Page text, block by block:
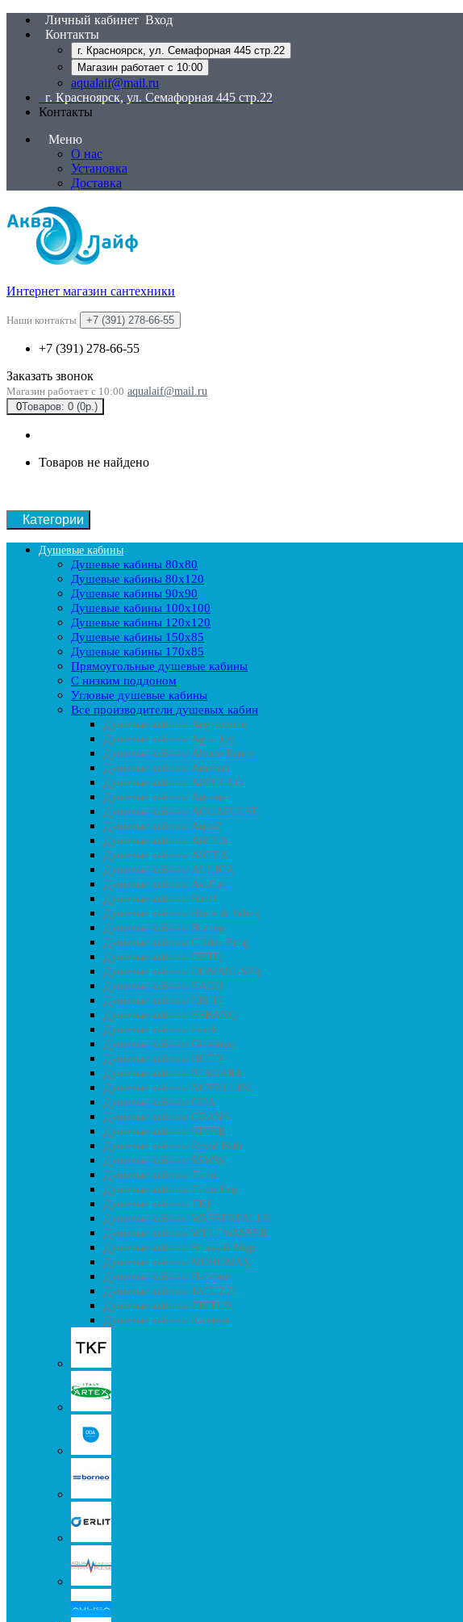
Личный кабинет Вход
Контакты
г. Красноярск, ул. Семафорная 445 стр.22
Магазин работает с 10:00
aqualaif@mail.ru
г. Красноярск, ул. Семафорная 445 стр.22
Контакты
Меню
О нас
Установка
Доставка
Интернет магазин сантехники
Наши контакты +7 (391) 278-66-55
+7 (391) 278-66-55
Заказать звонок
Магазин работает с 10:00 aqualaif@mail.ru
0Товаров: 0 (0р.)
Товаров не найдено
Категории
Душевые кабины
Душевые кабины 80x80
Душевые кабины 80x120
Душевые кабины 90х90
Душевые кабины 100x100
Душевые кабины 120x120
Душевые кабины 150x85
Душевые кабины 170x85
Прямоугольные душевые кабины
С низким поддоном
Угловые душевые кабины
Все производители душевых кабин
Душевые кабины Acguazzone
Душевые кабины Agua Joy
Душевые кабины Alvaro Banos
Душевые кабины Ammari
Душевые кабины APPOLLO
Душевые кабины Aquanet
Душевые кабины AQUAPULSE
Душевые кабины AquaZ
Душевые кабины ARCUS
Душевые кабины ARTEX
Душевые кабины AULICA
Душевые кабины AvaCan
Душевые кабины Banff
Душевые кабины Black & White
Душевые кабины Borneo
Душевые кабины Colden Frog
Душевые кабины DETO
Душевые кабины DOMANI-SPA
Душевые кабины EAGO
Душевые кабины ERLIT
Душевые кабины ESBANO
Душевые кабины Frank
Душевые кабины Grossman
Душевые кабины HOTO
Душевые кабины NIAGARA
Душевые кабины NOVELLINI
Душевые кабины ODA
Душевые кабины ORANS
Душевые кабины RIVER
Душевые кабины Royal Bath
Душевые кабины SSWW
Душевые кабины Timo
Душевые кабины Timo Eco
Душевые кабины TKF
Душевые кабины WASSERFALLE
Душевые кабины WELTWASSER
Душевые кабины Водный Мир
Душевые кабины МОНОМАХ
Душевые кабины H-серия
Душевые кабины JACUZZI
Душевые кабины TRITON
Душевые кабины К-серия